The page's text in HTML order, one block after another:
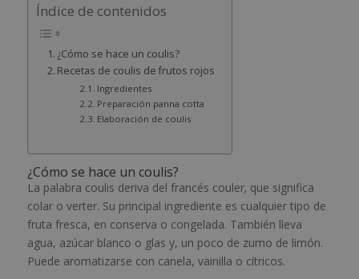
Índice de contenidos
¿Cómo se hace un coulis?
Recetas de coulis de frutos rojos
Ingredientes
Preparación panna cotta
Elaboración de coulis
¿Cómo se hace un coulis?
La palabra coulis deriva del francés couler, que significa
colar o verter. Su principal ingrediente es cualquier tipo de
fruta fresca, en conserva o congelada. También lleva
agua, azúcar blanco o glas y, un poco de zumo de limón.
Puede aromatizarse con canela, vainilla o cítricos.